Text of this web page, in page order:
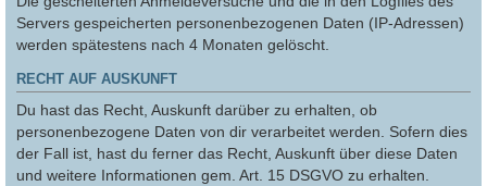
Servers gespeicherten personenbezogenen Daten (IP-Adressen)
werden spätestens nach 4 Monaten gelöscht.
RECHT AUF AUSKUNFT
Du hast das Recht, Auskunft darüber zu erhalten, ob
personenbezogene Daten von dir verarbeitet werden. Sofern dies
der Fall ist, hast du ferner das Recht, Auskunft über diese Daten
und weitere Informationen gem. Art. 15 DSGVO zu erhalten.